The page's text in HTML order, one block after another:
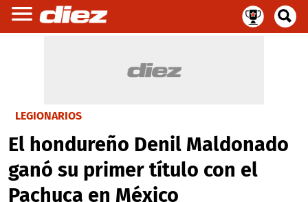
LEGIONARIOS
El hondureño Denil Maldonado
ganó su primer título con el
Pachuca en México